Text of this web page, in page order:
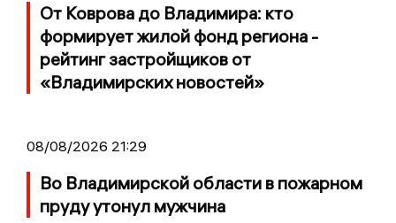
От Коврова до Владимира: кто
формирует жилой фонд региона -
рейтинг застройщиков от
«Владимирских новостей»
08/08/2026 21:29
Во Владимирской области в пожарном
пруду утонул мужчина